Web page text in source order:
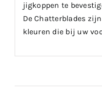
jigkoppen te
De Chatterblades
kleuren die bij uw